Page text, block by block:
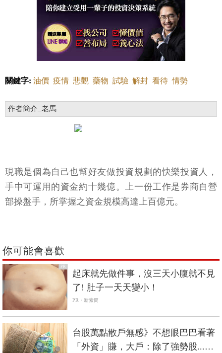
關鍵字: 油價 疫情 悲觀 藥物 試驗 解封 看待 情勢
作者簡介_老馬
現職是個為自己也幫好友做投資規劃的快樂投資人，
手中可運用的資金約十幾億。上一份工作是券商自營
部操盤手，所掌握之資金規模高達上百億元。
你可能會喜歡
PR
起床就先做件事，沒三天小腹就不見
了! 肚子一天天變小！
PR・新素簡
台股萬點散戶無感》不想眼巴巴看著
「外資」賺，大戶：除了強勢股...可